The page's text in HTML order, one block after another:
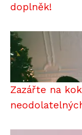
doplněk!
Zazářte na